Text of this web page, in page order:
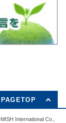
PAGETOP
International Co.,